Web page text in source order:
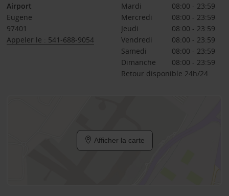
Airport
Eugene
97401
Appeler le : 541-688-9054
Mardi
08:00 - 23:59
Mercredi
08:00 - 23:59
Jeudi
08:00 - 23:59
Vendredi
08:00 - 23:59
Samedi
08:00 - 23:59
Dimanche
08:00 - 23:59
Retour disponible 24h/24
Afficher la carte